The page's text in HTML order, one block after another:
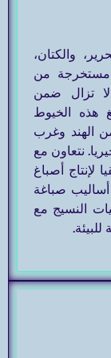
والكتان،
مستخرجة من
تزال ضمن
هذه الخيوط
الهند وغرب
نتعاون مع
لإنتاج أصباغ
أساليب صباغة
النسيج مع
للبيئة.